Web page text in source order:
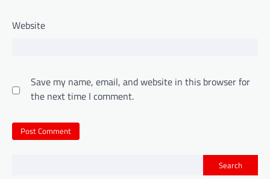
Website
Save my name, email, and website in this browser for
the next time I comment.
Search